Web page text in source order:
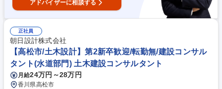
アドバイザーに相談する
正社員
朝日設計株式会社
【高松市/土木設計】第2新卒歓迎/転勤無/建設コンサル
タント(水道部門) 土木建設コンサルタント
月給24万円～28万円
香川県高松市